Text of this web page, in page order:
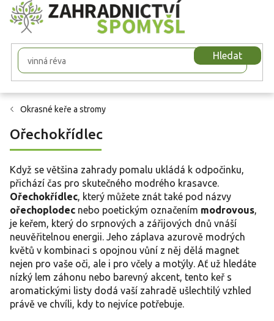
Přejít
na
obsah
Hledat
Okrasné keře a stromy
Ořechokřídlec
Když se většina zahrady pomalu ukládá k odpočinku,
přichází čas pro skutečného modrého krasavce.
Ořechokřídlec , který můžete znát také pod názvy
ořechoplodec nebo poetickým označením modrovous
je keřem, který do srpnových a zářijových dnů vnáší
neuvěřitelnou energii. Jeho záplava azurově modrých
květů v kombinaci s opojnou vůní z něj dělá magnet
nejen pro vaše oči, ale i pro včely a motýly. Ať už hledáte
nízký lem záhonu nebo barevný akcent, tento keř s
aromatickými listy dodá vaší zahradě ušlechtilý vzhled
právě ve chvíli, kdy to nejvíce potřebuje.